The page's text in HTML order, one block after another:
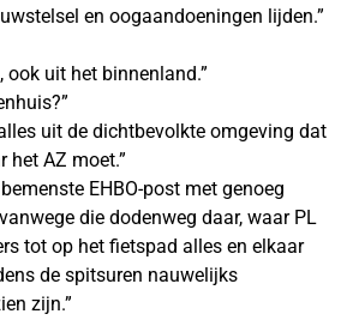
en oogaandoeningen lijden.”
ook uit het binnenland.”
uit de dichtbevolkte omgeving dat
het AZ moet.”
EHBO-post met genoeg
die dodenweg daar, waar PL
tot op het fietspad alles en elkaar
de spitsuren nauwelijks
zijn.”